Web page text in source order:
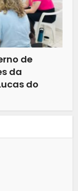
de
da
do